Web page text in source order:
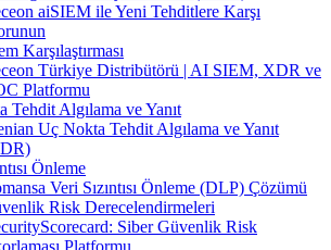
aiSIEM ile Yeni Tehditlere Karşı
Karşılaştırması
Türkiye Distribütörü | AI SIEM, XDR ve
Platformu
Tehdit Algılama ve Yanıt
Uç Nokta Tehdit Algılama ve Yanıt
Önleme
Veri Sızıntısı Önleme (DLP) Çözümü
Risk Derecelendirmeleri
Siber Güvenlik Risk
Platformu